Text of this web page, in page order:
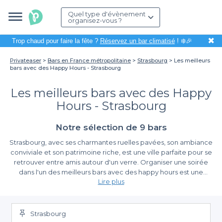
Quel type d'évènement
organisez-vous ?
Trop chaud pour faire la fête ? Réservez un bar climatisé! ❄️🎉 ✖
Privateaser Bars en France métropolitaine Strasbourg
Les meilleurs
bars avec des Happy Hours - Strasbourg
Les meilleurs bars avec des Happy
Hours - Strasbourg
Notre sélection de 9 bars
Strasbourg, avec ses charmantes ruelles pavées, son ambiance
conviviale et son patrimoine riche, est une ville parfaite pour se
retrouver entre amis autour d'un verre. Organiser une soirée
dans l'un des meilleurs bars avec des happy hours est une
excellente manière de profiter tout en respectant son budget.
devient un jeu d’enfant, vous permettant de savourer
Découvrez la simplicité de réservation
Notre plateforme vous offre une
Lire plus
Strasbourg